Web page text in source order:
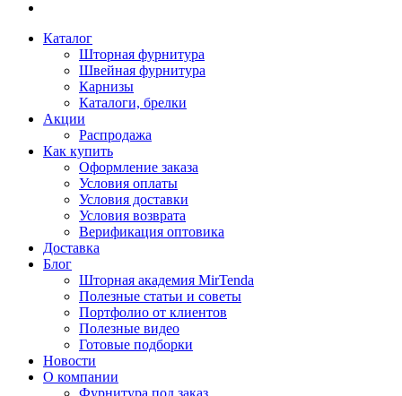
Каталог
Шторная фурнитура
Швейная фурнитура
Карнизы
Каталоги, брелки
Акции
Распродажа
Как купить
Оформление заказа
Условия оплаты
Условия доставки
Условия возврата
Верификация оптовика
Доставка
Блог
Шторная академия MirTenda
Полезные статьи и советы
Портфолио от клиентов
Полезные видео
Готовые подборки
Новости
О компании
Фурнитура под заказ